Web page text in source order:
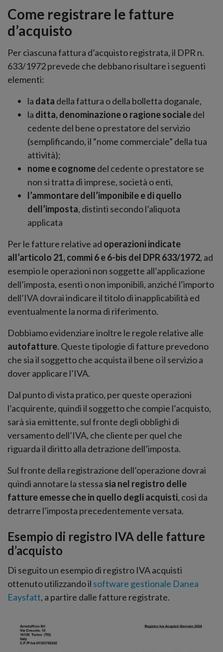
Come registrare le fatture
d’acquisto
Per ciascuna fattura d’acquisto registrata, il DPR n.
633/1972 prevede che debbano risultare i seguenti
elementi:
la data della fattura o della bolletta doganale,
la ditta, denominazione o ragione socialedel
cedente del bene o prestatore del servizio
(semplificando, il “nome commerciale” della tua
attività);
nome e cognomedel cedente o prestatore se
non si tratta di imprese, società o enti,
l’ammontare dell’imponibile e di quello
dell’imposta, distinti secondo l’aliquota
applicata
Per le fatture relative ad operazioni indicate
all’articolo 21, commi 6 e 6-bis del DPR 633/1972, ad
esempio le operazioni non soggette all’applicazione
dell’imposta, esenti o non imponibili, anziché l’importo
dell’IVA dovrai indicare il titolo di inapplicabilità ed
eventualmente la norma di riferimento.
Dobbiamo evidenziare inoltre le regole relative alle
autofatture. Queste tipologie di fatture prevedono
che sia il soggetto che acquista il bene o il servizio a
dover applicare l’IVA.
Dal punto di vista pratico, per queste operazioni
l’acquirente, quindi il soggetto che compie l’acquisto,
sarà sia emittente, sul fronte degli obblighi di
versamento dell’IVA, che cliente per quel che
riguarda il diritto alla detrazione dell’imposta.
Sul fronte della registrazione dell’operazione dovrai
quindi annotare la stessa sia nel registro delle
fatture emesse che in quello degli acquisti, così da
detrarre l’imposta precedentemente versata.
Esempio di registro IVA delle fatture
d’acquisto
Di seguito un esempio di registro IVA acquisti
ottenuto utilizzando il software gestionale Danea
Eaysfatt, a partire dalle fatture registrate.